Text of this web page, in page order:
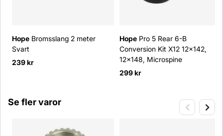
Hope Bromsslang 2 meter
Svart
239 kr
Hope Pro 5 Rear 6-B
Conversion Kit X12 12x142,
12x148, Microspine
299 kr
Se fler varor